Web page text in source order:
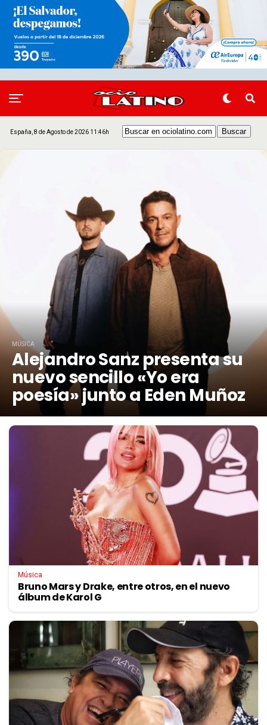
España, 8 de Agosto de 2026 11:46h
MÚSICA
Alejandro Sanz presenta su
nuevo sencillo «Yo era
poesía» junto a Eden Muñoz
Música
Bruno Mars y Drake, entre otros, en el nuevo
álbum de Karol G